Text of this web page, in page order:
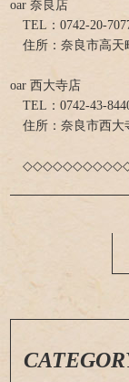
oar 奈良店
TEL：0742-20-
住所：奈良市高
oar 西大寺店
TEL：0742-43-
住所：奈良市西大